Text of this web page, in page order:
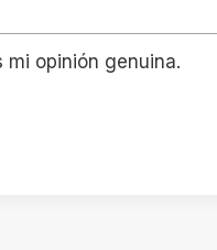
mi opinión genuina.